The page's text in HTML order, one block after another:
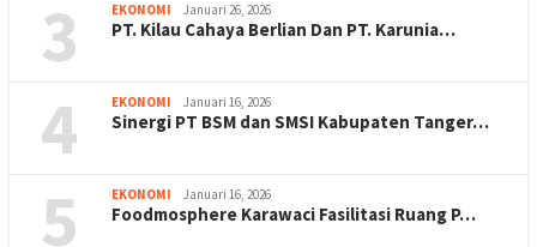
3 EKONOMI Januari 26, 2026
PT. Kilau Cahaya Berlian Dan PT. Karunia…
4 EKONOMI Januari 16, 2026
Sinergi PT BSM dan SMSI Kabupaten Tanger…
5 EKONOMI Januari 16, 2026
Foodmosphere Karawaci Fasilitasi Ruang P…